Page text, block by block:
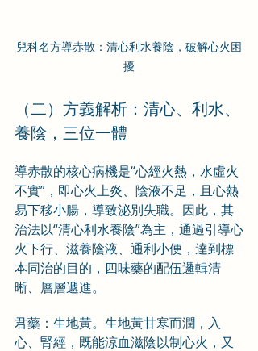
兒科名方導赤散：清心利水養陰，破解心火困
擾
（二）方義解析：清心、利水、
養陰，三位一體
導赤散的核心病機是“心經火熱，水虛火
不實”，即心火上炎、陰液不足，且心熱
易下移小腸，導致泌別失職。因此，其
治法以“清心利水養陰”為主，通過引導心
火下行、滋養陰液、通利小便，達到標
本同治的目的，四味藥的配伍邏輯清
晰、層層遞進。
君藥：生地黃。生地黃甘寒而潤，入
心、腎經，既能涼血滋陰以制心火，又